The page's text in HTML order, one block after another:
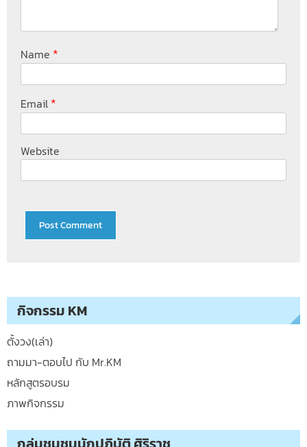
Name *
Email *
Website
กิจกรรม KM
ตั้งวง(เล่า)
ถามมา-ตอบไป กับ Mr.KM
หลักสูตรอบรม
ภาพกิจกรรม